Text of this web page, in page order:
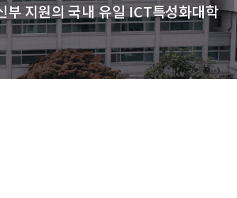
부 지원의 국내 유일 ICT특성화대학